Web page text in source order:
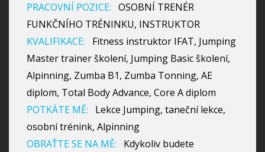
PRACOVNÍ POZICE: OSOBNÍ TRENÉR
FUNKČNÍHO TRÉNINKU, INSTRUKTOR
KVALIFIKACE:
Fitness instruktor IFAT, Jumping
Master trainer školení, Jumping Basic školení,
Alpinning, Zumba B1, Zumba Tonning, AE
diplom, Total Body Advance, Core A diplom
POTKÁTE MĚ:
Lekce Jumping, taneční lekce,
osobní trénink, Alpinning
OBRAŤTE SE NA MĚ:
Kdykoliv budete